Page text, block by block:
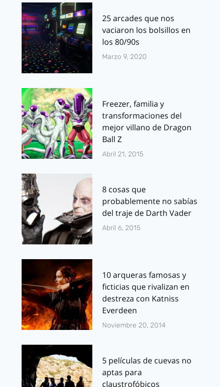
25 arcades que nos
vaciaron los bolsillos en
los 80/90s
Marzo 9, 2020
Freezer, familia y
transformaciones del
mejor villano de Dragon
Ball Z
Abril 21, 2015
8 cosas que
probablemente no sabías
del traje de Darth Vader
Abril 6, 2015
10 arqueras famosas y
ficticias que rivalizan en
destreza con Katniss
Everdeen
Noviembre 20, 2014
5 películas de cuevas no
aptas para
claustrofóbicos